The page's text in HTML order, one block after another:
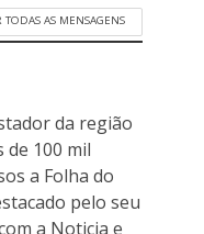
TODAS AS MENSAGENS
da região
de 100 mil
a Folha do
pelo seu
a Noticia e